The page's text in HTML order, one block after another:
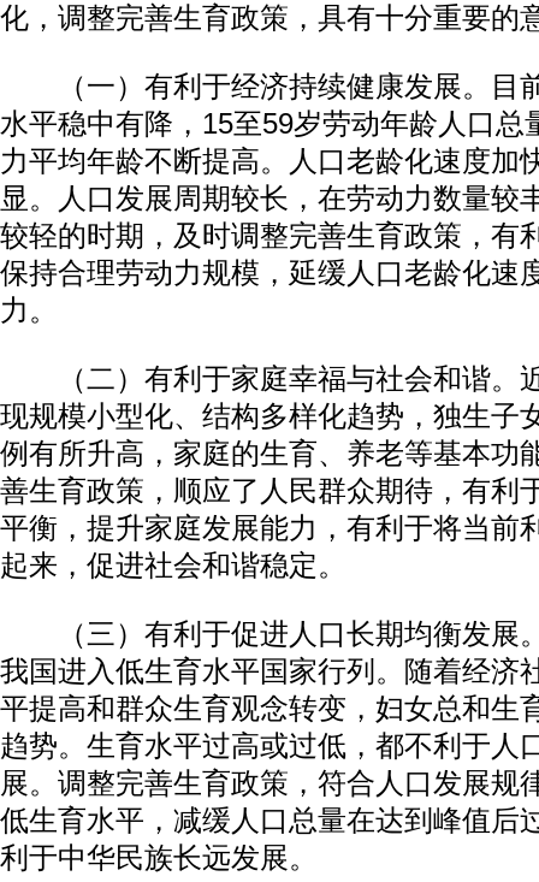
化，调整完善生育政策，具有十分重要的
（一）有利于经济持续健康发展。目
水平稳中有降，15至59岁劳动年龄人口总
力平均年龄不断提高。人口老龄化速度加
显。人口发展周期较长，在劳动力数量较
较轻的时期，及时调整完善生育政策，有
保持合理劳动力规模，延缓人口老龄化速
力。
（二）有利于家庭幸福与社会和谐。
现规模小型化、结构多样化趋势，独生子
例有所升高，家庭的生育、养老等基本功
善生育政策，顺应了人民群众期待，有利
平衡，提升家庭发展能力，有利于将当前
起来，促进社会和谐稳定。
（三）有利于促进人口长期均衡发展
我国进入低生育水平国家行列。随着经济
平提高和群众生育观念转变，妇女总和生
趋势。生育水平过高或过低，都不利于人
展。调整完善生育政策，符合人口发展规
低生育水平，减缓人口总量在达到峰值后
利于中华民族长远发展。